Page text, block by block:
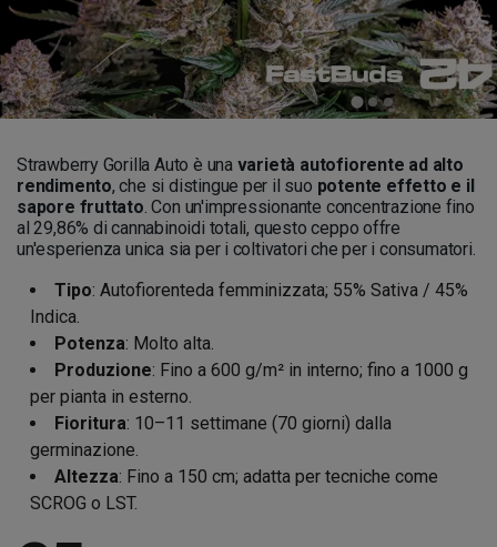
Strawberry Gorilla Auto è una varietà autofiorente ad alto
rendimento, che si distingue per il suo potente effetto e il
sapore fruttato. Con un'impressionante concentrazione fino
al 29,86% di cannabinoidi totali, questo ceppo offre
un'esperienza unica sia per i coltivatori che per i consumatori.
Tipo: Autofiorenteda femminizzata; 55% Sativa / 45%
Indica.
Potenza: Molto alta.
Produzione: Fino a 600 g/m² in interno; fino a 1000 g
per pianta in esterno.
Fioritura: 10–11 settimane (70 giorni) dalla
germinazione.
Altezza: Fino a 150 cm; adatta per tecniche come
SCROG o LST.